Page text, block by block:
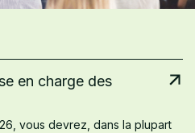
en charge des
vous devrez, dans la plupart